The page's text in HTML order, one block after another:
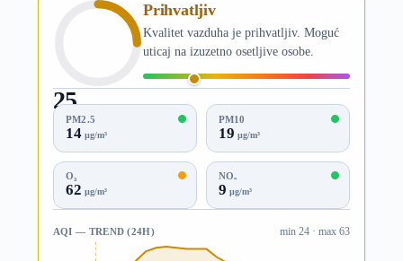
25
AQI
Prihvatljiv
Kvalitet vazduha je prihvatljiv. Moguć
uticaj na izuzetno osetljive osobe.
PM2.5
14µg/m³
PM10
19 µg/m³
O₃
62 µg/m³
NO₂
9 µg/m³
AQI — TREND (24H) min 24 · max 63